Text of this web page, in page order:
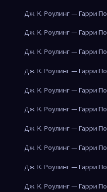
Дж. К. Роулинг — Гарри
Дж. К. Роулинг — Гарри
Дж. К. Роулинг — Гарри
Дж. К. Роулинг — Гарри
Дж. К. Роулинг — Гарри
Дж. К. Роулинг — Гарри
Дж. К. Роулинг — Гарри
Дж. К. Роулинг — Гарри
Дж. К. Роулинг — Гарри
Дж. К. Роулинг — Гарри